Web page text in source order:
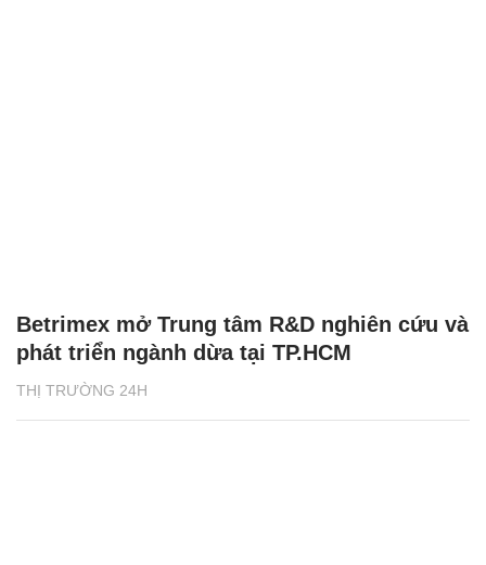
THỊ TRƯỜNG 24H
Betrimex mở Trung tâm R&D nghiên cứu và
phát triển ngành dừa tại TP.HCM